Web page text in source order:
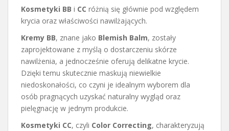
Kosmetyki BB i CC różnią się głównie pod względem
krycia oraz właściwości nawilżających.
Kremy BB, znane jako Blemish Balm, zostały
zaprojektowane z myślą o dostarczeniu skórze
nawilżenia, a jednocześnie oferują delikatne krycie.
Dzięki temu skutecznie maskują niewielkie
niedoskonałości, co czyni je idealnym wyborem dla
osób pragnących uzyskać naturalny wygląd oraz
pielęgnację w jednym produkcie.
Kosmetyki CC, czyli Color Correcting, charakteryzują